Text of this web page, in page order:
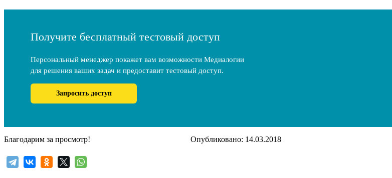
Получите бесплатный тестовый доступ
Персональный менеджер покажет вам возможности Медиалогии
для решения ваших задач и предоставит тестовый доступ.
Запросить доступ
Благодарим за просмотр! Опубликовано: 14.03.2018